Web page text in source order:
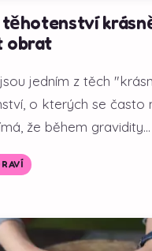
obrat
jedním z těch
o kterých se často
že během gravidity...